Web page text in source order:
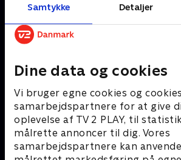
Samtykke Detaljer
Dine data og cookies
Vi bruger egne cookies og
samarbejdspartnere for at give
oplevelse af TV 2 PLAY, til
målrette annoncer til dig. Vores
samarbejdspartnere kan
Andre så også